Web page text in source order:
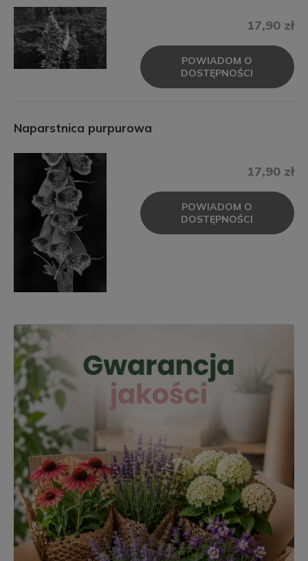
17,90 zł
POWIADOM O
DOSTĘPNOŚCI
Naparstnica purpurowa
17,90 zł
POWIADOM O
DOSTĘPNOŚCI